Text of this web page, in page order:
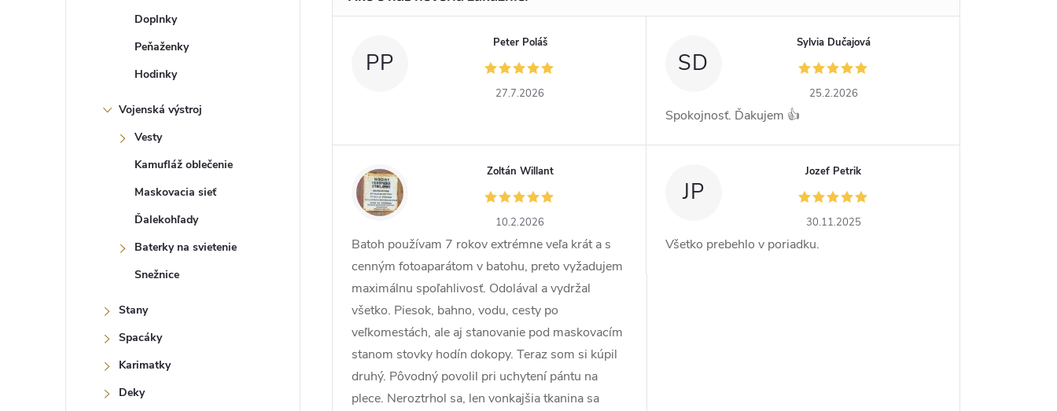
Doplnky
Peňaženky
Hodinky
Vojenská výstroj
Vesty
Kamufláž oblečenie
Maskovacia sieť
Ďalekohľady
Baterky na svietenie
Snežnice
Stany
Spacáky
Karimatky
Deky
PP
Peter Poláš
27.7.2026
SD
Sylvia Dučajová
25.2.2026
Spokojnosť. Ďakujem 👍
ZW
Zoltán Willant
10.2.2026
Batoh používam 7 rokov extrémne veľa krát a s
cenným fotoaparátom v batohu, preto vyžadujem
maximálnu spoľahlivosť. Odolával a vydržal
všetko. Piesok, bahno, vodu, cesty po
veľkomestách, ale aj stanovanie pod maskovacím
stanom stovky hodín dokopy. Teraz som si kúpil
druhý. Pôvodný povolil pri uchytení pántu na
plece. Neroztrhol sa, len vonkajšia tkanina sa
JP
Jozef Petrik
30.11.2025
Všetko prebehlo v poriadku.